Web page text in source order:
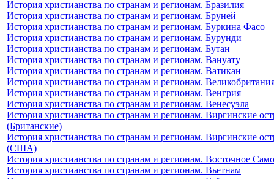
История христианства по странам и регионам. Бразилия
История христианства по странам и регионам. Бруней
История христианства по странам и регионам. Буркина Фасо
История христианства по странам и регионам. Бурунди
История христианства по странам и регионам. Бутан
История христианства по странам и регионам. Вануату
История христианства по странам и регионам. Ватикан
История христианства по странам и регионам.
История христианства по странам и регионам. Венгрия
История христианства по странам и регионам. Венесуэла
История христианства по странам и регионам. Виргинские
(Британские)
История христианства по странам и регионам. Виргинские
(США)
История христианства по странам и регионам. Восточное
История христианства по странам и регионам. Вьетнам